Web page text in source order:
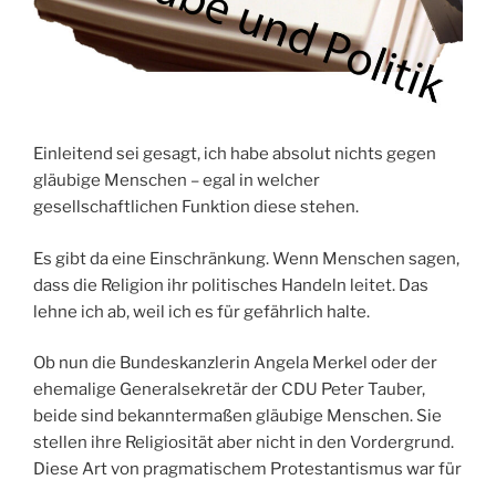
Einleitend sei gesagt, ich habe absolut nichts gegen
gläubige Menschen – egal in welcher
gesellschaftlichen Funktion diese stehen.
Es gibt da eine Einschränkung. Wenn Menschen sagen,
dass die Religion ihr politisches Handeln leitet. Das
lehne ich ab, weil ich es für gefährlich halte.
Ob nun die Bundeskanzlerin Angela Merkel oder der
ehemalige Generalsekretär der CDU Peter Tauber,
beide sind bekanntermaßen gläubige Menschen. Sie
stellen ihre Religiosität aber nicht in den Vordergrund.
Diese Art von pragmatischem Protestantismus war für